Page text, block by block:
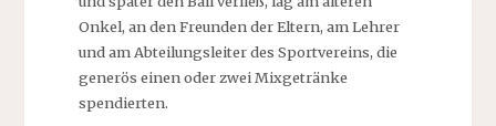
Onkel, an den Freunden der Eltern, am Lehrer
und am Abteilungsleiter des Sportvereins, die
generös einen oder zwei Mixgetränke
spendierten.